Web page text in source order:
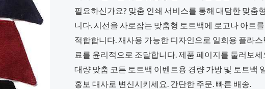
필요하신가요? 맞춤 인쇄 서비스를 통해 대담한 맞춤
니다. 시선을 사로잡는 맞춤형 토트백에 로고나 아트
적합합니다. 재사용 가능한 디자인으로 일회용 플라
료를 윤리적으로 조달합니다. 제품 페이지를 둘러보
대량 맞춤 코튼 토트백 이벤트용 경량 가방 및 토트백
홍보 대사로 변신시키세요. 간단한 주문. 빠른 배송.